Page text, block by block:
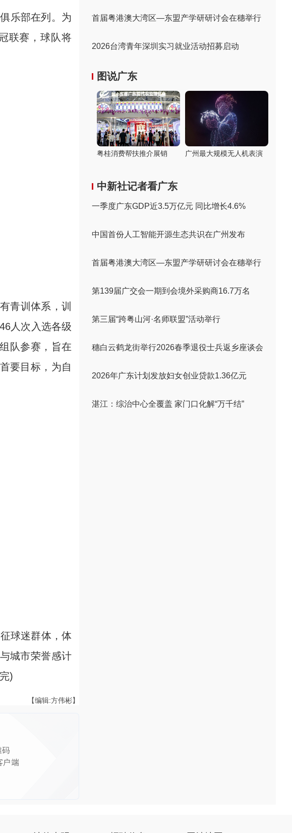
乐部在列。为
联赛，球队将
青训体系，训
人次入选各级
队参赛，旨在
要目标，为自
球迷群体，体
城市荣誉感计
)
【编辑:方伟彬】
首届粤港澳大湾区—东盟产学研研讨会在穗举行
2026台湾青年深圳实习就业活动招募启动
图说广东
粤桂消费帮扶推介展销 广州最大规模无人机表演
中新社记者看广东
一季度广东GDP近3.5万亿元 同比增长4.6%
中国首份人工智能开源生态共识在广州发布
首届粤港澳大湾区—东盟产学研研讨会在穗举行
第139届广交会一期到会境外采购商16.7万名
第三届“跨粤山河·名师联盟”活动举行
穗白云鹤龙街举行2026春季退役士兵返乡座谈会
2026年广东计划发放妇女创业贷款1.36亿元
湛江：综治中心全覆盖 家门口化解“万千结”